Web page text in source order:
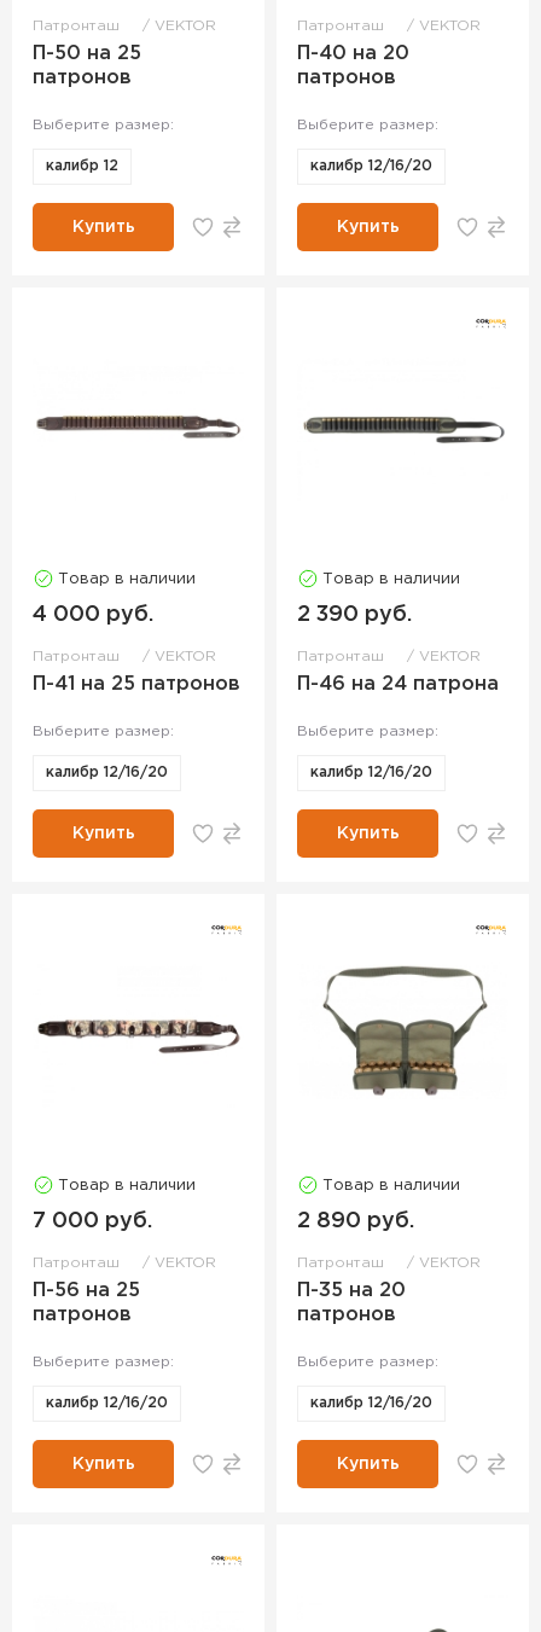
Патронташ VEKTOR
П-50 на 25
патронов
Выберите размер:
калибр 12
Купить
Патронташ VEKTOR
П-40 на 20
патронов
Выберите размер:
калибр 12/16/20
Купить
Товар в наличии
4 000 руб.
Патронташ VEKTOR
П-41 на 25 патронов
Выберите размер:
калибр 12/16/20
Купить
Товар в наличии
2 390 руб.
Патронташ VEKTOR
П-46 на 24 патрона
Выберите размер:
калибр 12/16/20
Купить
Товар в наличии
7 000 руб.
Патронташ VEKTOR
П-56 на 25
патронов
Выберите размер:
калибр 12/16/20
Купить
Товар в наличии
2 890 руб.
Патронташ VEKTOR
П-35 на 20
патронов
Выберите размер:
калибр 12/16/20
Купить